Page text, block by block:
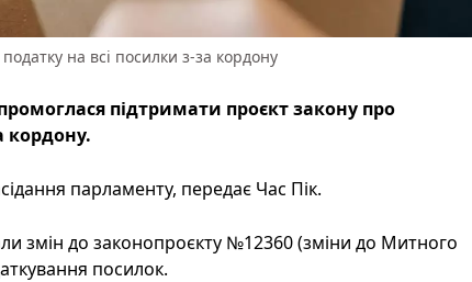
на всі посилки з-за кордону
підтримати проєкт закону про
кордону.
парламенту, передає Час Пік.
змін до законопроєкту №12360 (зміни до Митного
посилок.